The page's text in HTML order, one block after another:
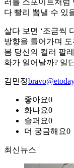
러를 스포이트처럼
다 빨리 뽐낼 수 있
살다 보면 ‘조금씩
방향을 틀어가며
봄 당신의 컬러 팔
화가 일어날까? 일
김민정
좋아요0
화나요0
슬퍼요0
더 궁금해요0
최신뉴스